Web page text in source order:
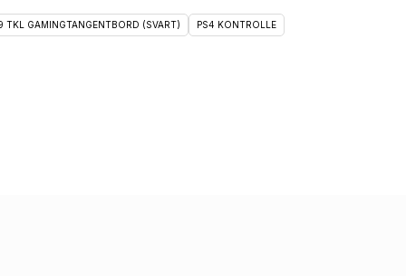
TKL GAMINGTANGENTBORD (SVART) PS4 KONTROLLE